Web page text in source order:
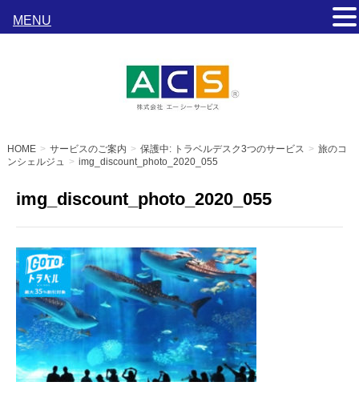
HOME サービスのご案内 保護中: トラベルデスク3つのサービス
旅のコ
ンシェルジュ
img_discount_photo_2020_055
img_discount_photo_2020_055
MENU